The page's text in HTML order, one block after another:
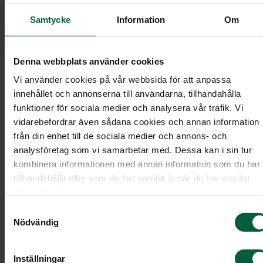
Samtycke Information Om
Denna webbplats använder cookies
Vi använder cookies på vår webbsida för att anpassa
innehållet och annonserna till användarna, tillhandahålla
funktioner för sociala medier och analysera vår trafik. Vi
vidarebefordrar även sådana cookies och annan information
från din enhet till de sociala medier och annons- och
analysföretag som vi samarbetar med. Dessa kan i sin tur
kombinera informationen med annan information som du har
tillhandahållit eller som de har samlat in när du har använt
Nödvändig
Inställningar
Kundombudsman dit du kan vända dig om du
är missnöjd.
Om du har frågor kring ett ärende eller vill ha en
förklaring kontaktar du i första hand din
kundrådgivare, dennes chef eller distriktschefen.
Tillsammans kan ni då gå igenom vad som har
hänt. Många ärenden blir uppklarade redan här.
Men kommer ni inte fram till någon lösning kan
vända dig till vår Kundombudsman.
Kontakta Kundombudsmannen
Här granskas hela ärendet på nytt varpå en ny